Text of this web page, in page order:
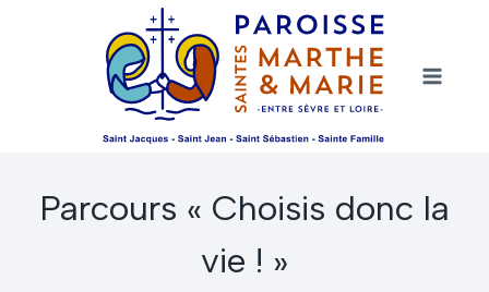
Parcours « Choisis donc la
vie ! »